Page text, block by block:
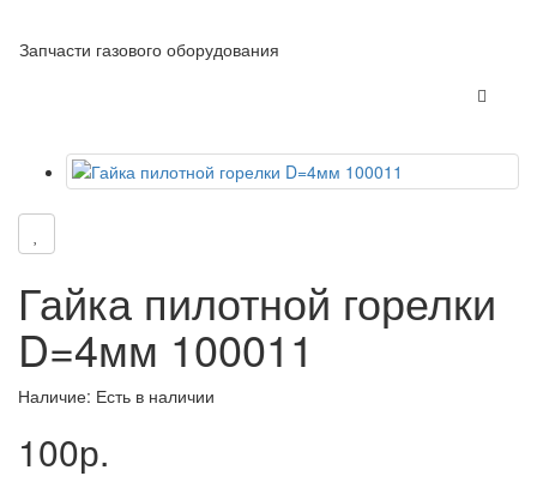
Запчасти газового оборудования
Гайка пилотной горелки
D=4мм 100011
Наличие: Есть в наличии
100р.